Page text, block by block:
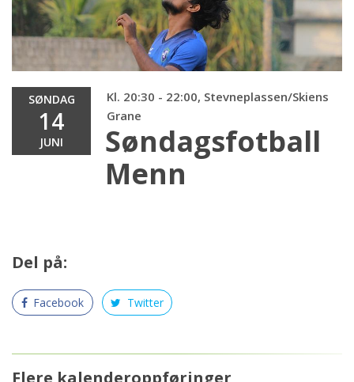
SØNDAG
14
JUNI
Kl. 20:30 - 22:00, Stevneplassen/Skiens
Grane
Søndagsfotball
Menn
Del på:
Facebook Twitter
Flere kalenderoppføringer